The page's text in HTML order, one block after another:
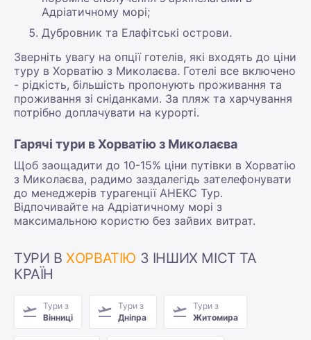
Адріатичному морі;
Дубровник та Елафітські острови.
Зверніть увагу на опції готелів, які входять до ціни
туру в Хорватію з Миколаєва. Готелі все включено
- рідкість, більшість пропонують проживання та
проживання зі сніданками. За пляж та харчування
потрібно доплачувати на курорті.
Гарячі тури в Хорватію з Миколаєва
Щоб заощадити до 10-15% ціни путівки в Хорватію
з Миколаєва, радимо заздалегідь зателефонувати
до менеджерів турагенції АНЕКС Тур.
Відпочивайте на Адріатичному морі з
максимальною користю без зайвих витрат.
ТУРИ ВХОРВАТІЮ З ІНШИХ МІСТ ТА
КРАЇН
Тури з
Вінниці
Тури з
Дніпра
Тури з
Житомира